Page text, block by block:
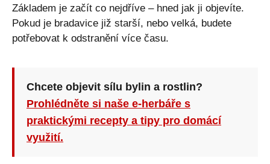
Základem je začít co nejdříve – hned jak ji objevíte.
Pokud je bradavice již starší, nebo velká, budete
potřebovat k odstranění více času.
Chcete objevit sílu bylin a rostlin?
Prohlédněte si naše e-herbáře s
praktickými recepty a tipy pro domácí
využití.